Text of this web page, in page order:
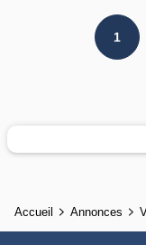
1
Accueil Annonces